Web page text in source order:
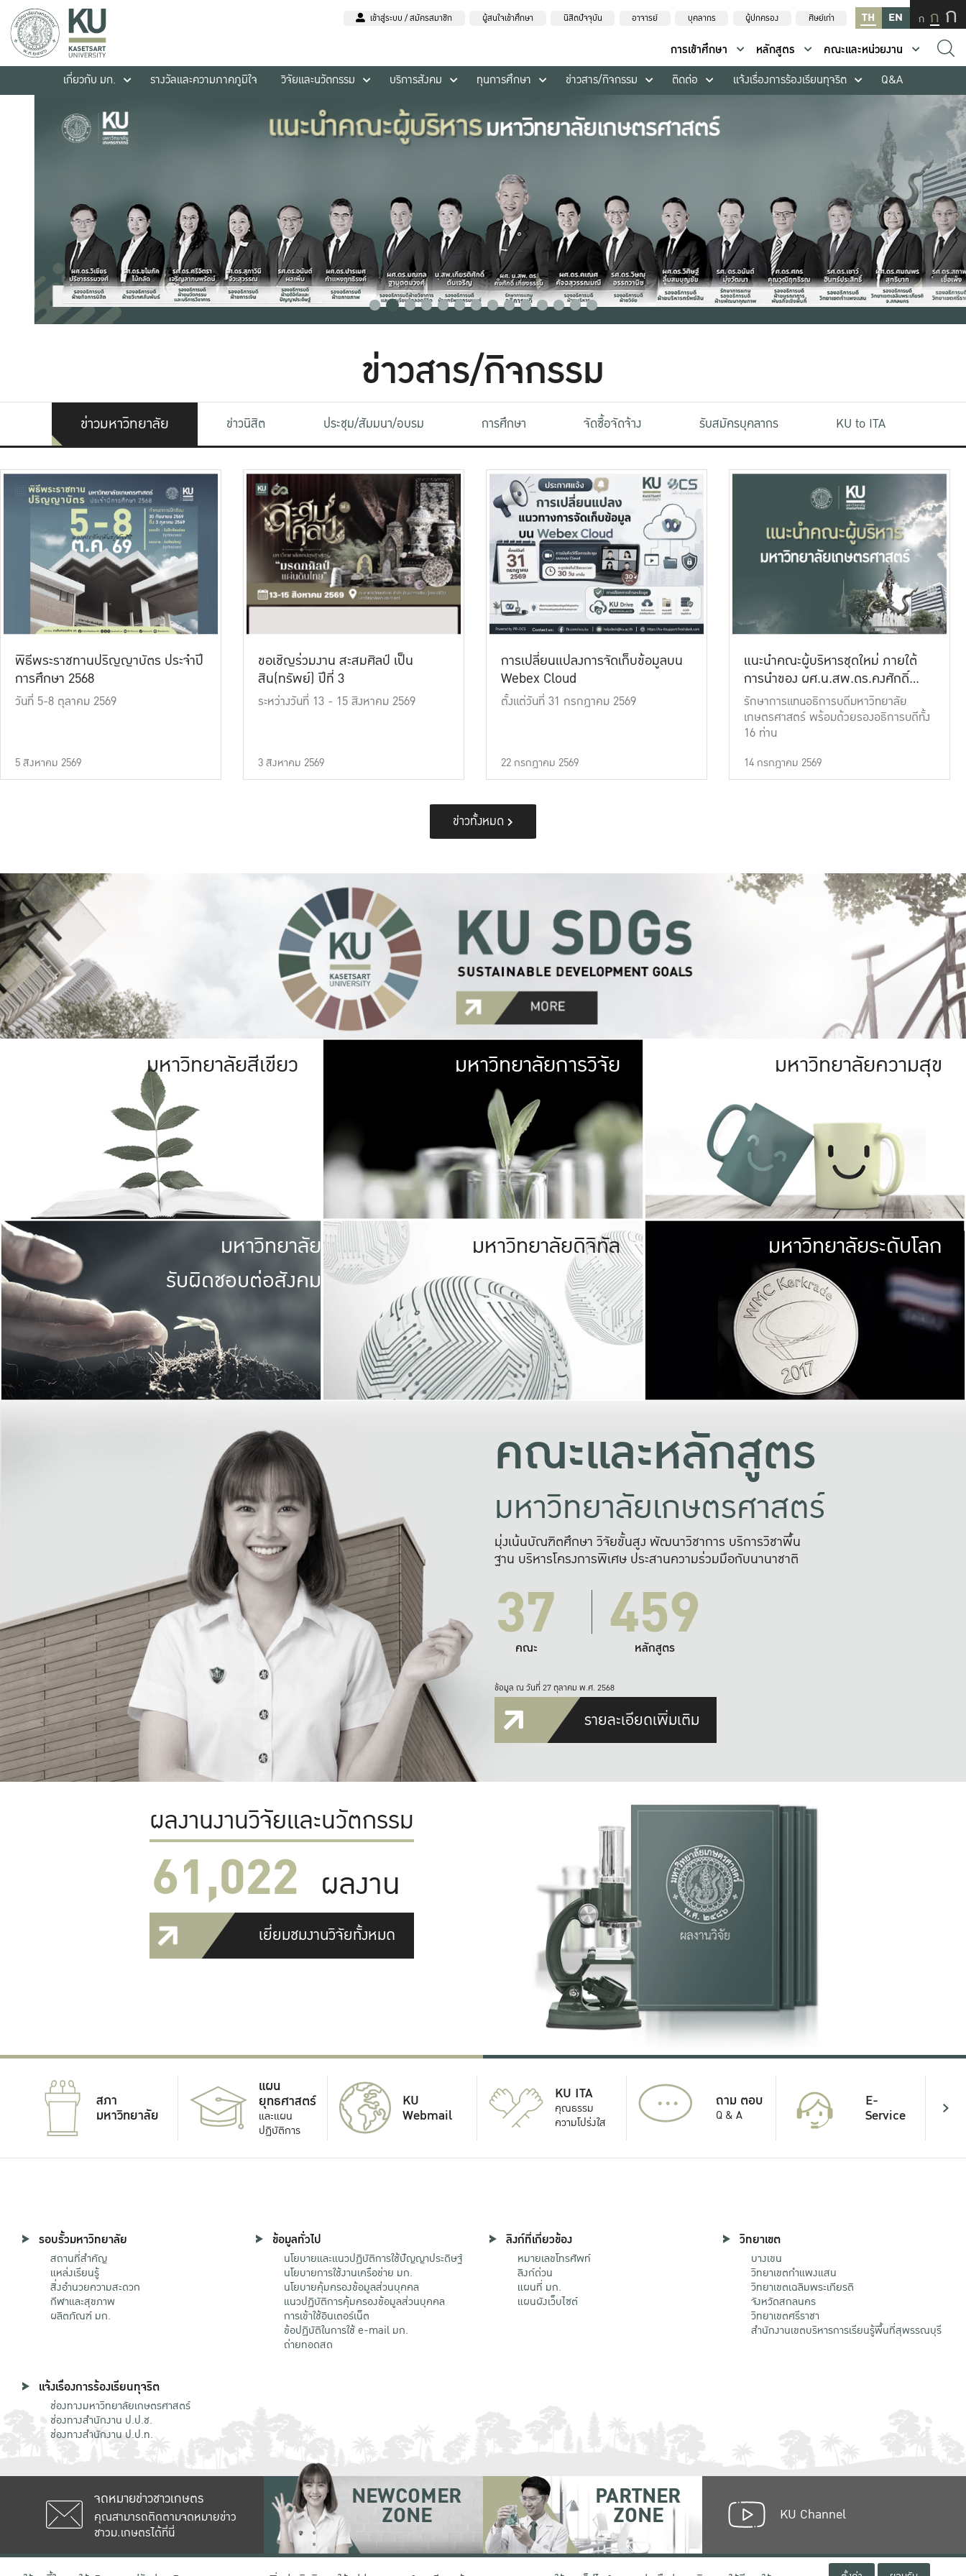
เข้าสู่ระบบ / สมัครสมาชิก ผู้สนใจเข้าศึกษา นิสิตปัจจุบัน อาจารย์ บุคลากร ผู้ปกครอง ศิษย์เก่า TH EN ก ก ก
การเข้าศึกษา หลักสูตร
คณะและหน่วยงาน
เกี่ยวกับ มก.
รางวัลและความภาคภูมิใจ วิจัยและนวัตกรรม บริการสังคม ทุนการศึกษา ข่าวสาร/กิจกรรม ติดต่อ แจ้งเรื่องการร้องเรียนทุจริต Q&A
ข่าวสาร/กิจกรรม
ข่าวมหาวิทยาลัย ข่าวนิสิต ประชุม/สัมมนา/อบรม การศึกษา จัดซื้อจัดจ้าง รับสมัครบุคลากร KU to ITA
พิธีพระราชทานปริญญาบัตร ประจำปี
การศึกษา 2568
วันที่ 5-8 ตุลาคม 2569
5 สิงหาคม 2569
ขอเชิญร่วมงาน สะสมศิลป์ เป็น
สิน(ทรัพย์) ปีที่ 3
ระหว่างวันที่ 13 - 15 สิงหาคม 2569
3 สิงหาคม 2569
การเปลี่ยนแปลงการจัดเก็บข้อมูลบน
Webex Cloud
ตั้งแต่วันที่ 31 กรกฎาคม 2569
22 กรกฎาคม 2569
แนะนำคณะผู้บริหารชุดใหม่ ภายใต้
การนำของ ผศ.น.สพ.ดร.คงศักดิ์
เที่ยงธรรม
รักษาการแทนอธิการบดีมหาวิทยาลัย
เกษตรศาสตร์ พร้อมด้วยรองอธิการบดีทั้ง
16 ท่าน
14 กรกฎาคม 2569
ข่าวทั้งหมด
มหาวิทยาลัยสีเขียว มหาวิทยาลัย
เกษตรศาสตร์ มีพื้นที่เขียวสดใส หนาแน่น
เป็นป่าในเมือง (URBAN FOREST)
เกษตรในเมือง (URBAN AGRICULTURE)
ที่นับรวมกันได้ประมาณ 1,400 ไร่
มหาวิทยาลัยการวิจัย มหาวิทยาลัย
ให้กับประชาชน
มหาวิทยาลัยความสุข
มหาวิทยาลัย
รับผิดชอบต่อสังคม
มหาวิทยาลัยรับผิดชอบต่อสังคม
ร่วมมือกับชุมชน เพื่อความกินดีอยู่ดี
และความสุขอย่างยั่งยืน
มองปัญหาในภาพกว้าง
แก้ไขจากปัญหาจุดเล็กๆ
มหาวิทยาลัยดิจิทัล มหาวิทยา
พร้อมที่จ
และผลักดันในการใช้ระบบส
เพื่อการทำงานแ
มหาวิทยาลัยระดับโลก
คณะและหลักสูตร
มหาวิทยาลัยเกษตรศาสตร์
มุ่งเน้นบัณฑิตศึกษา วิจัยขั้นสูง พัฒนาวิชาการ บริการวิชาพื้น
ฐาน บริหารโครงการพิเศษ ประสานความร่วมมือกับนานาชาติ
37
คณะ 459
หลักสูตร
ข้อมูล ณ วันที่ 27 ตุลาคม พ.ศ. 2568
รายละเอียดเพิ่มเติม
ผลงานงานวิจัยและนวัตกรรม
61,022 ผลงาน
เยี่ยมชมงานวิจัยทั้งหมด
สภา
มหาวิทยาลัย
แผน
ยุทธศาสตร์
และแผน
ปฏิบัติการ
KU
Webmail
KU ITA
คุณธรรม
ความโปร่งใส
... ถาม ตอบ
Q & A
E-
Service
รอบรั้วมหาวิทยาลัย
สถานที่สำคัญ
แหล่งเรียนรู้
สิ่งอำนวยความสะดวก
กีฬาและสุขภาพ
ผลิตภัณฑ์ มก.
ข้อมูลทั่วไป
นโยบายและแนวปฏิบัติการใช้ปัญญาประดิษฐ์
นโยบายการใช้งานเครือข่าย มก.
นโยบายคุ้มครองข้อมูลส่วนบุคคล
แนวปฏิบัติการคุ้มครองข้อมูลส่วนบุคคล
การเข้าใช้อินเตอร์เน็ต
ข้อปฏิบัติในการใช้ e-mail มก.
ถ่ายทอดสด
ลิงก์ที่เกี่ยวข้อง
หมายเลขโทรศัพท์
ลิงก์ด่วน
แผนที่ มก.
แผนผังเว็บไซต์
วิทยาเขต
บางเขน
วิทยาเขตกําแพงแสน
วิทยาเขตเฉลิมพระเกียรติ
จังหวัดสกลนคร
วิทยาเขตศรีราชา
สำนักงานเขตบริหารการเรียนรู้พื้นที่สุพรรณบุรี
แจ้งเรื่องการร้องเรียนทุจริต
ช่องทางมหาวิทยาลัยเกษตรศาสตร์
ช่องทางสำนักงาน ป.ป.ช.
ช่องทางสำนักงาน ป.ป.ท.
จดหมายข่าวชาวเกษตร
คุณสามารถติดตามจดหมายข่าว
ชาวม.เกษตรได้ที่นี่
NEWCOMER
ZONE
PARTNER
ZONE KU Channel